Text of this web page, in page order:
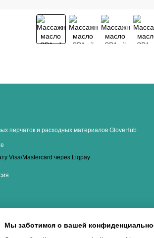
перчаток и расходных материалов GloveHub
Мы заботимся о вашей